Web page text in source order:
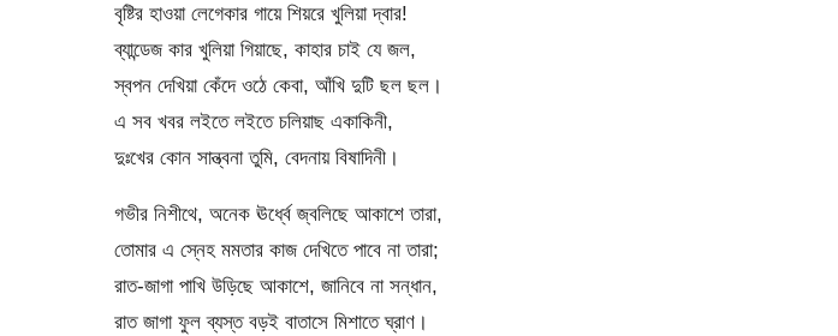
বৃষ্টির হাওয়া লেগেকার গায়ে শিয়রে খুলিয়া দ্বার!
ব্যান্ডেজ কার খুলিয়া গিয়াছে, কাহার চাই যে জল,
স্বপন দেখিয়া কেঁদে ওঠে কেবা, আঁখি দুটি ছল ছল।
এ সব খবর লইতে লইতে চলিয়াছ একাকিনী,
দুঃখের কোন সান্ত্বনা তুমি, বেদনায় বিষাদিনী।
গভীর নিশীথে, অনেক ঊর্ধ্বে জ্বলিছে আকাশে তারা,
তোমার এ স্নেহ মমতার কাজ দেখিতে পাবে না তারা;
রাত-জাগা পাখি উড়িছে আকাশে, জানিবে না সন্ধান,
রাত জাগা ফুল ব্যস্ত বড়ই বাতাসে মিশাতে ঘ্রাণ।